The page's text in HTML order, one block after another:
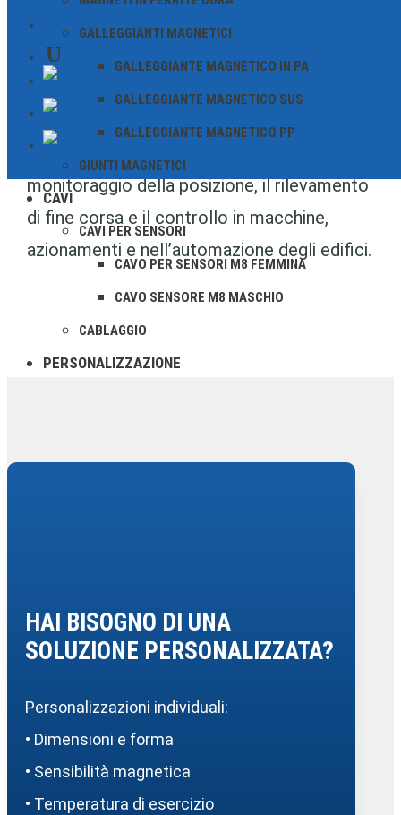
CONTATTOGALLEGGIANTI MAGNETICI
GALLEGGIANTE MAGNETICO IN PA
GALLEGGIANTE MAGNETICO SUS
GALLEGGIANTE MAGNETICO PP
GIUNTI MAGNETICI
CAVI
CAVI PER SENSORI
CAVO PER SENSORI M8 FEMMINA
CAVO SENSORE M8 MASCHIO
CABLAGGIO
PERSONALIZZAZIONE
particolarmente semplice nei sistemi
esistenti e sono ideali per applicazioni in cui
si preferisce un collegamento via cavo
diretto. Offrono commutazioni affidabili con
un’installazione minima – perfetti per il
monitoraggio della posizione, il rilevamento
di fine corsa e il controllo in macchine,
azionamenti e nell’automazione degli edifici.
HAI BISOGNO DI UNA
SOLUZIONE PERSONALIZZATA?
Personalizzazioni individuali:
• Dimensioni e forma
• Sensibilità magnetica
• Temperatura di esercizio